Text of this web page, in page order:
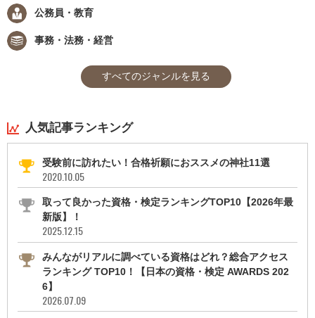
公務員・教育
事務・法務・経営
すべてのジャンルを見る
人気記事ランキング
受験前に訪れたい！合格祈願におススメの神社11選
2020.10.05
取って良かった資格・検定ランキングTOP10【2026年最
新版】！
2025.12.15
みんながリアルに調べている資格はどれ？総合アクセス
ランキング TOP10！【日本の資格・検定 AWARDS 202
6】
2026.07.09